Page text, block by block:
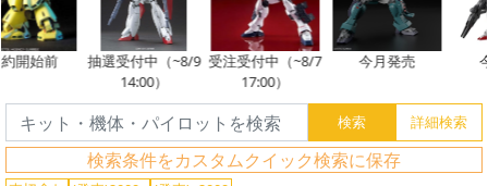
始前
抽選受付中（~8/9
14:00）
受注受付中（~8/7
17:00）
今月発売 今
検索条件をカスタムクイック検索に保存